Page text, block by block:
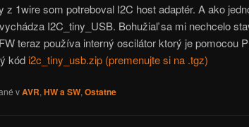
z 1wire som potreboval I2C host adaptér. A ako
I2C_tiny_USB. Bohužiaľ sa mi nechcelo
teraz používa interný oscilátor ktorý je pomocou
kód i2c_tiny_usb.zip (premenujte si na .tgz)
vAVR, HW a SW, Ostatne